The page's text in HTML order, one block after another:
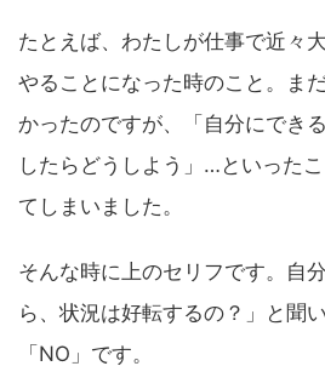
たとえば、わたしが仕事で近々
やることになった時のこと。ま
かったのですが、「自分にでき
したらどうしよう」…といった
てしまいました。
そんな時に上のセリフです。自
ら、状況は好転するの？」と聞
「NO」です。